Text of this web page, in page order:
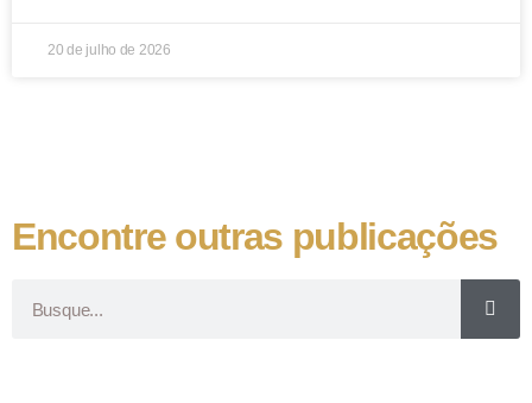
20 de julho de 2026
Encontre outras publicações